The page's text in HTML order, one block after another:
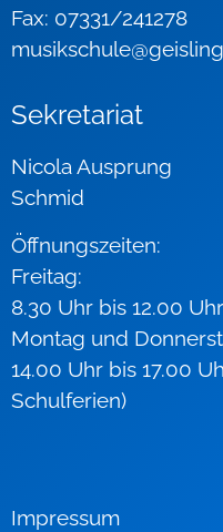
Fax: 07331/241278
Sekretariat
Nicola
Schmid
Freitag:
8.30 Uhr bis 12.00 Uhr
Montag und
14.00 Uhr bis
Schulferien)
Impressum